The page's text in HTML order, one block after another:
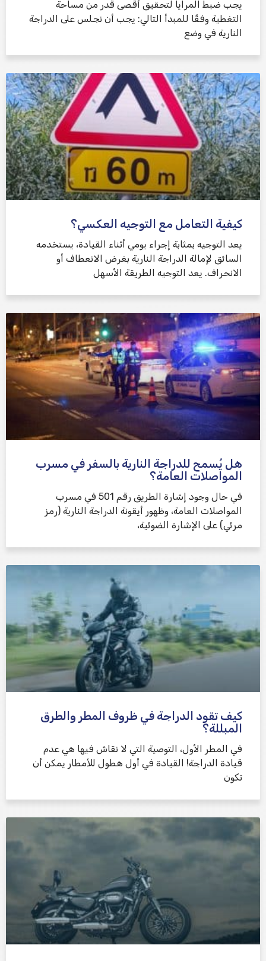
يجب ضبط المرايا لتحقيق أقصى قدر من مساحة
التغطية وفقًا للمبدأ التالي: يجب أن نجلس على الدراجة
النارية في وضع
كيفية التعامل مع التوجيه العكسي؟
يعد التوجيه بمثابة إجراء يومي أثناء القيادة، يستخدمه
السائق لإمالة الدراجة النارية بغرض الانعطاف أو
الانحراف. يعد التوجيه الطريقة الأسهل
هل يُسمح للدراجة النارية بالسفر في مسرب
المواصلات العامة؟
في حال وجود إشارة الطريق رقم 501 في مسرب
المواصلات العامة، وظهور أيقونة الدراجة النارية (رمز
مرئي) على الإشارة الضوئية،
كيف تقود الدراجة في ظروف المطر والطرق
المبللة؟
في المطر الأول، التوصية التي لا نقاش فيها هي عدم
قيادة الدراجة! القيادة في أول هطول للأمطار يمكن أن
تكون